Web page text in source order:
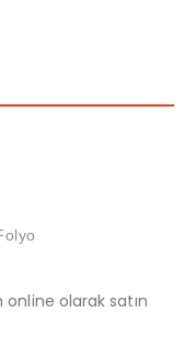
olarak satın